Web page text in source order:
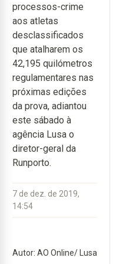
processos-crime
aos atletas
desclassificados
que atalharem os
42,195 quilómetros
regulamentares nas
próximas edições
da prova, adiantou
este sábado à
agência Lusa o
diretor-geral da
Runporto.
7 de dez. de 2019,
14:54
Autor: AO Online/ Lusa